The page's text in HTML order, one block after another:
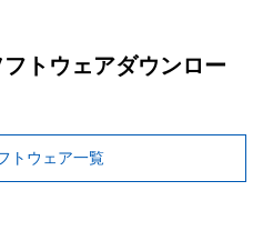
フトウェアダウンロー
トウェア一覧